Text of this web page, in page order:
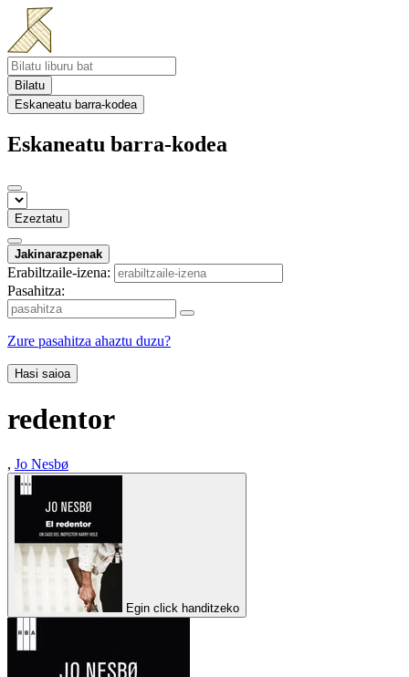
Bilatu
Eskaneatu barra-kodea
Eskaneatu barra-kodea
Ezeztatu
Jakinarazpenak
Erabiltzaile-izena:
Pasahitza:
Zure pasahitza ahaztu duzu?
Hasi saioa
redentor
, Jo Nesbø
Egin click handitzeko